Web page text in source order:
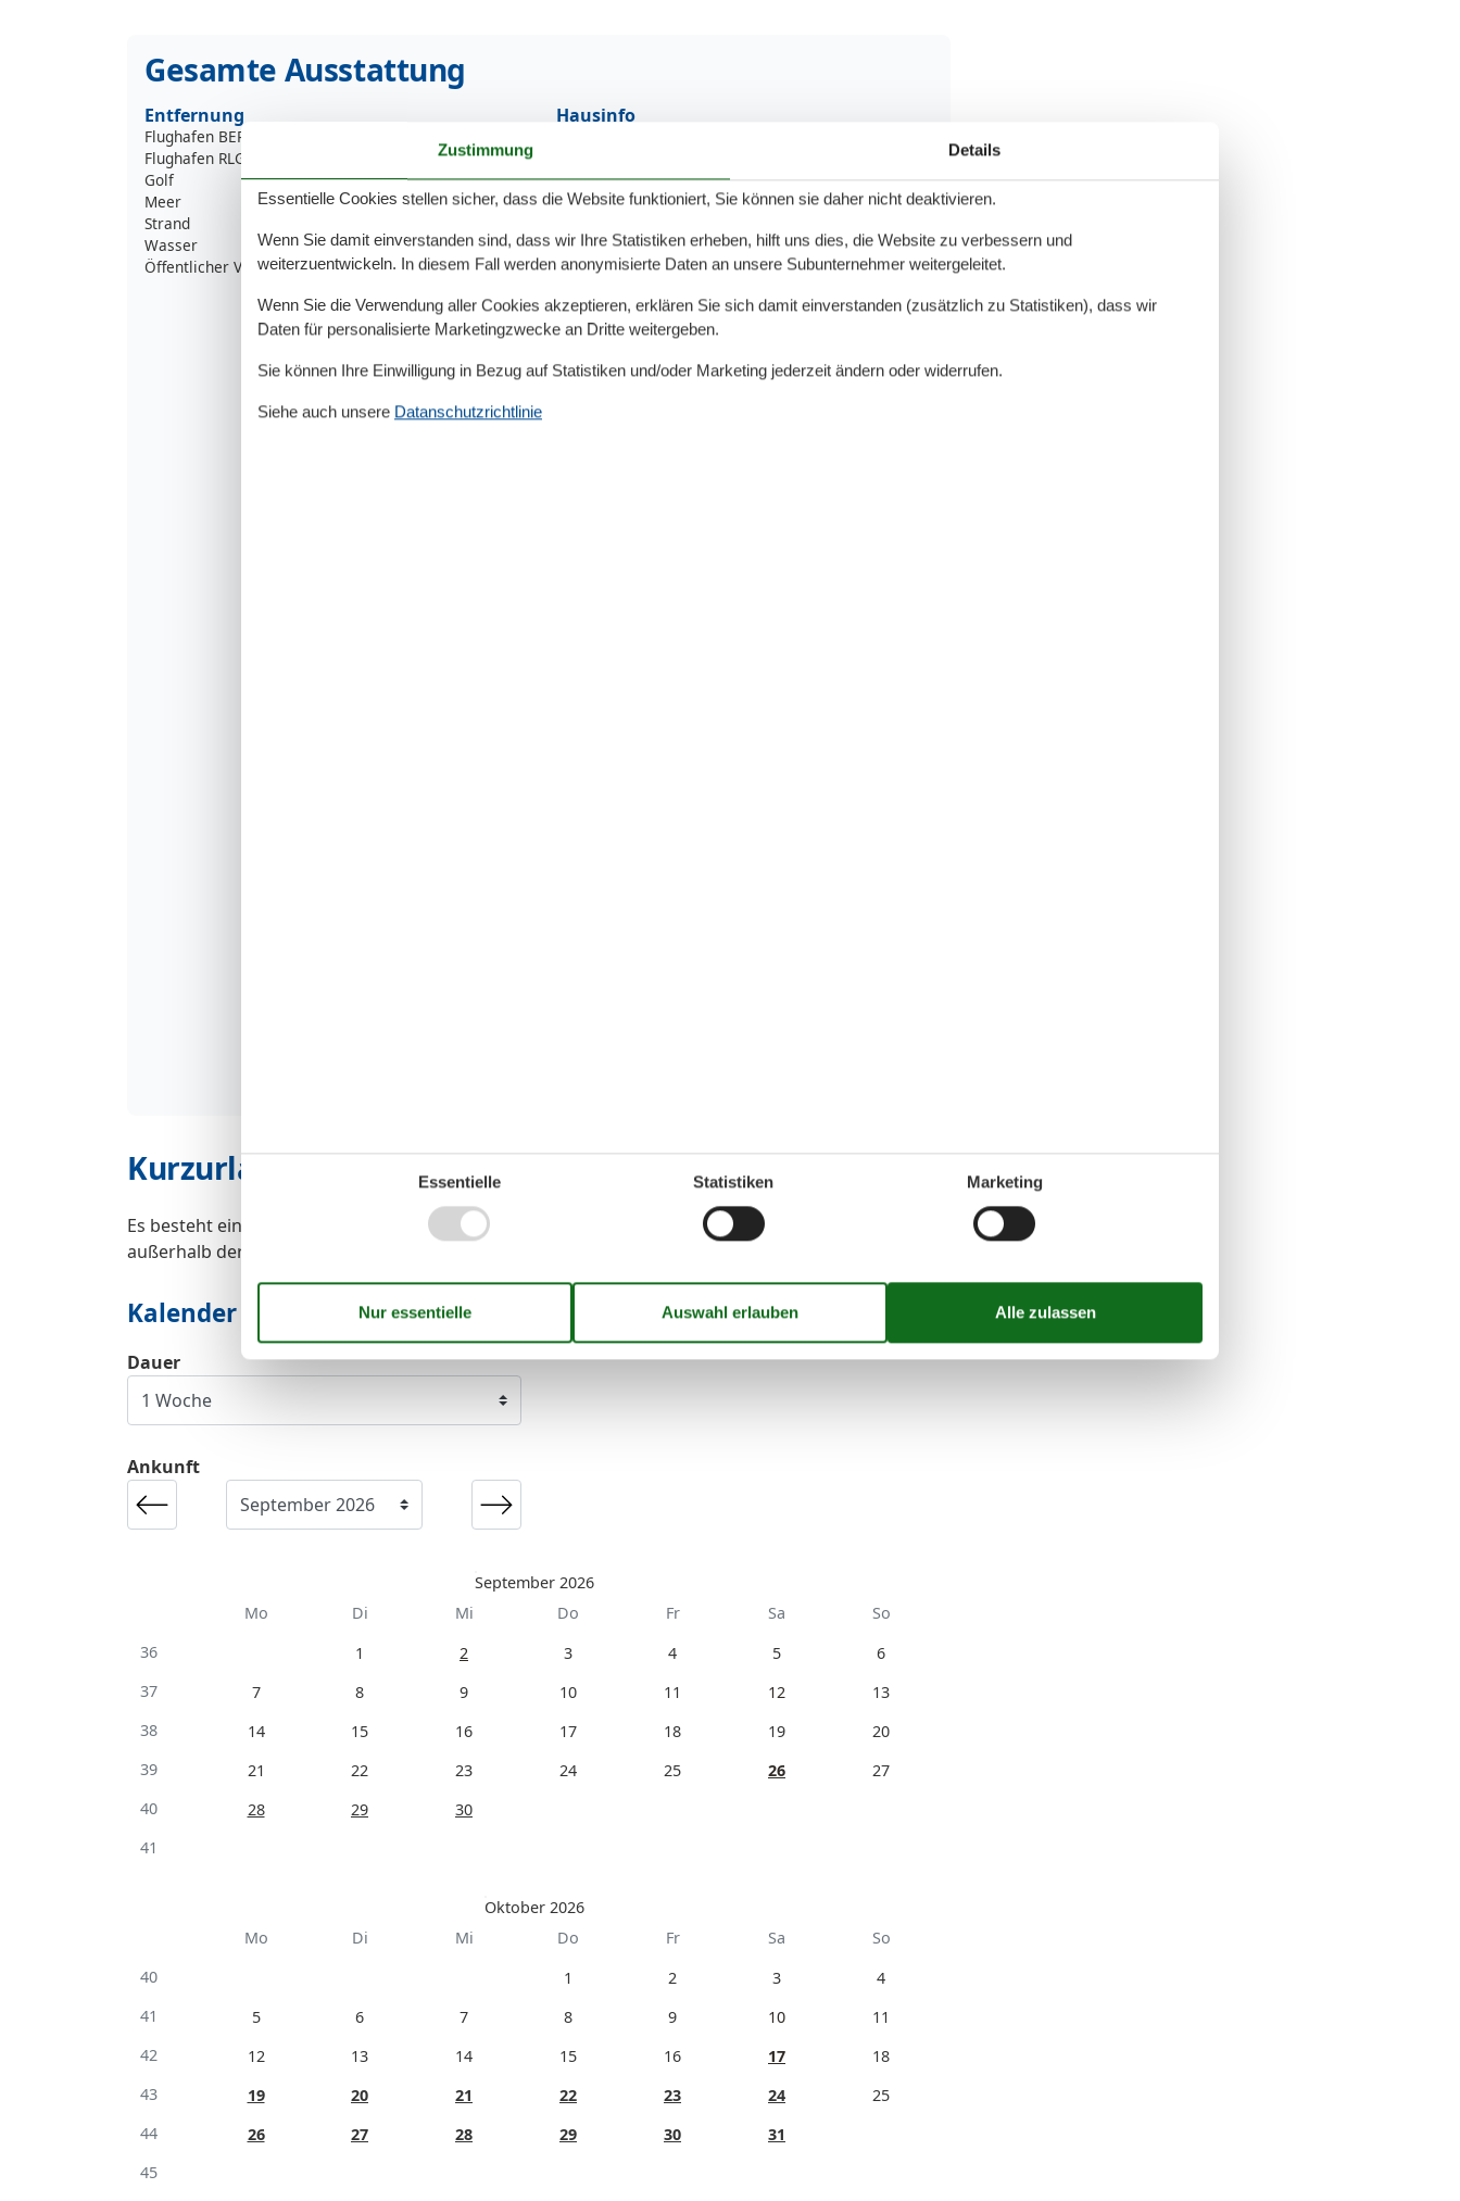
Gesamte Ausstattung
Entfernung
Flughafen BER
Flughafen RLG
149,1 km
Golf
25 km
Meer
50 m
Strand
Wasser
50 m
Öffentlicher Verkehr
550 m
Hausinfo
Anzahl der Zimmer
1
Anzahl Schlafzimmer
1
Baden am Meer
Balkon
Bikingebenen
Doppelt verglaste Fenster
Elektrische Kaffeemaschine
Kurzurlaub
Es besteht eine begrenzte Möglichkeit das ganze Jahr einen Kurzurlaub zu machen, typischerweise
außerhalb der Hochsaison.
Kalender
Ankunft
September 2026
Mo
Di Mi Do Fr Sa
So
36
1 2 3 4 5
6
37
7 8 9 10 11 12
13
38
14 15 16 17 18 19
20
39
21 22 23 24 25 26
27
40
28 29
30
41
Oktober 2026
Mo
Di Mi Do Fr Sa
So
40
1 2 3
4
41
5 6 7 8 9 10
11
42
12 13 14 15 16 17
18
43
19 20 21 22 23 24
25
44
26 27 28 29 30
31
45
Dauer
Zustimmung Details
Essentielle Cookies stellen sicher, dass die Website funktioniert, Sie können sie daher nicht deaktivieren.
Wenn Sie damit einverstanden sind, dass wir Ihre Statistiken erheben, hilft uns dies, die Website zu verbessern und
weiterzuentwickeln. In diesem Fall werden anonymisierte Daten an unsere Subunternehmer weitergeleitet.
Wenn Sie die Verwendung aller Cookies akzeptieren, erklären Sie sich damit einverstanden (zusätzlich zu Statistiken), dass wir
Daten für personalisierte Marketingzwecke an Dritte weitergeben.
Sie können Ihre Einwilligung in Bezug auf Statistiken und/oder Marketing jederzeit ändern oder widerrufen.
Siehe auch unsere Datanschutzrichtlinie
Essentielle Statistiken Marketing